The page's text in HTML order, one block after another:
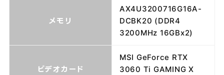
メモリ
AX4U3200716G16A-
DCBK20 (DDR4
3200MHz 16GBx2)
ビデオカード
MSI GeForce RTX
3060 Ti GAMING X